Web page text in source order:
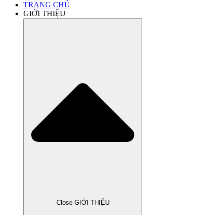
TRANG CHỦ
GIỚI THIỆU
Close GIỚI THIỆU